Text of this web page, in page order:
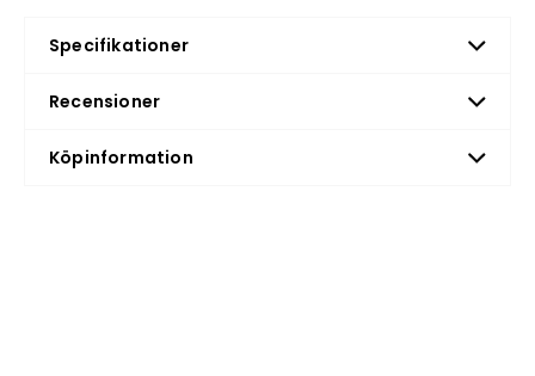
Specifikationer
Recensioner
Köpinformation